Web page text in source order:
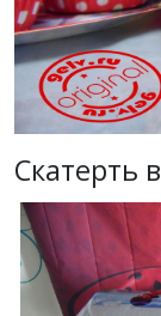
Скатерть